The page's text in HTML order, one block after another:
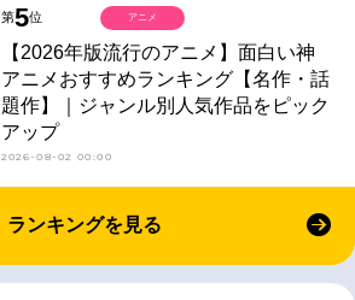
第5位
【2026年版流行のアニメ】面白い神
アニメおすすめランキング【名作・話
題作】｜ジャンル別人気作品をピック
アップ
2026-08-02 00:00
アニメ
ランキングを見る